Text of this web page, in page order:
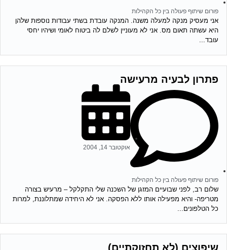
פורום שיתוף פעולה בין כל הקהילות
אני מעסיק מנקה למעלה משנה. המנקה עובדת בשתי עבודות נוספות שלהן
היא עשתה תאום מס. אני לא מעוניין לשלם לה ביטוח לאומי ושיהיו יחסי
עובד...
פתרון לבעיה מרעישה
פורום שיתוף פעולה בין כל הקהילות
אוקטובר 14, 2004
שלום רב, לפני שבועיים המזגן של השכנה שלי התקלקל – מרעיש בצורה
מטריפה- והיא מפעילה אותו ללא הפסקה. אני לא היחידה שמתלוננת, למרות
כל הטלפונים...
שיפוצים (לא תחזוקתיים)